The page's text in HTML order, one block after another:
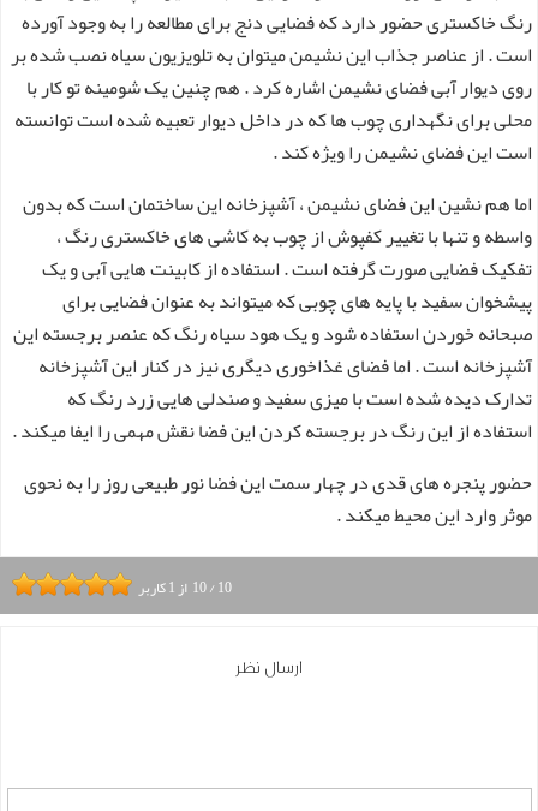
رنگ خاکستری حضور دارد که فضایی دنج برای مطالعه را به وجود آورده
است . از عناصر جذاب این نشیمن میتوان به تلویزیون سیاه نصب شده بر
روی دیوار آبی فضای نشیمن اشاره کرد . هم چنین یک شومینه تو کار با
محلی برای نگهداری چوب ها که در داخل دیوار تعبیه شده است توانسته
است این فضای نشیمن را ویژه کند .
اما هم نشین این فضای نشیمن ، آشپزخانه این ساختمان است که بدون
واسطه و تنها با تغییر کفپوش از چوب به کاشی های خاکستری رنگ ،
تفکیک فضایی صورت گرفته است . استفاده از کابینت هایی آبی و یک
پیشخوان سفید با پایه های چوبی که میتواند به عنوان فضایی برای
صبحانه خوردن استفاده شود و یک هود سیاه رنگ که عنصر برجسته این
آشپزخانه است . اما فضای غذاخوری دیگری نیز در کنار این آشپزخانه
تدارک دیده شده است با میزی سفید و صندلی هایی زرد رنگ که
استفاده از این رنگ در برجسته کردن این فضا نقش مهمی را ایفا میکند .
حضور پنجره های قدی در چهار سمت این فضا نور طبیعی روز را به نحوی
موثر وارد این محیط میکند .
10/10 از1کاربر
ارسال نظر